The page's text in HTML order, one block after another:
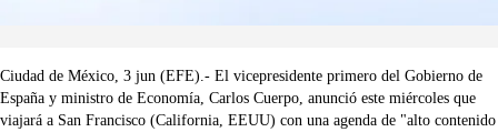
Ciudad de México, 3 jun (EFE).- El vicepresidente primero del Gobierno de
España y ministro de Economía, Carlos Cuerpo, anunció este miércoles que
viajará a San Francisco (California, EEUU) con una agenda de "alto contenido